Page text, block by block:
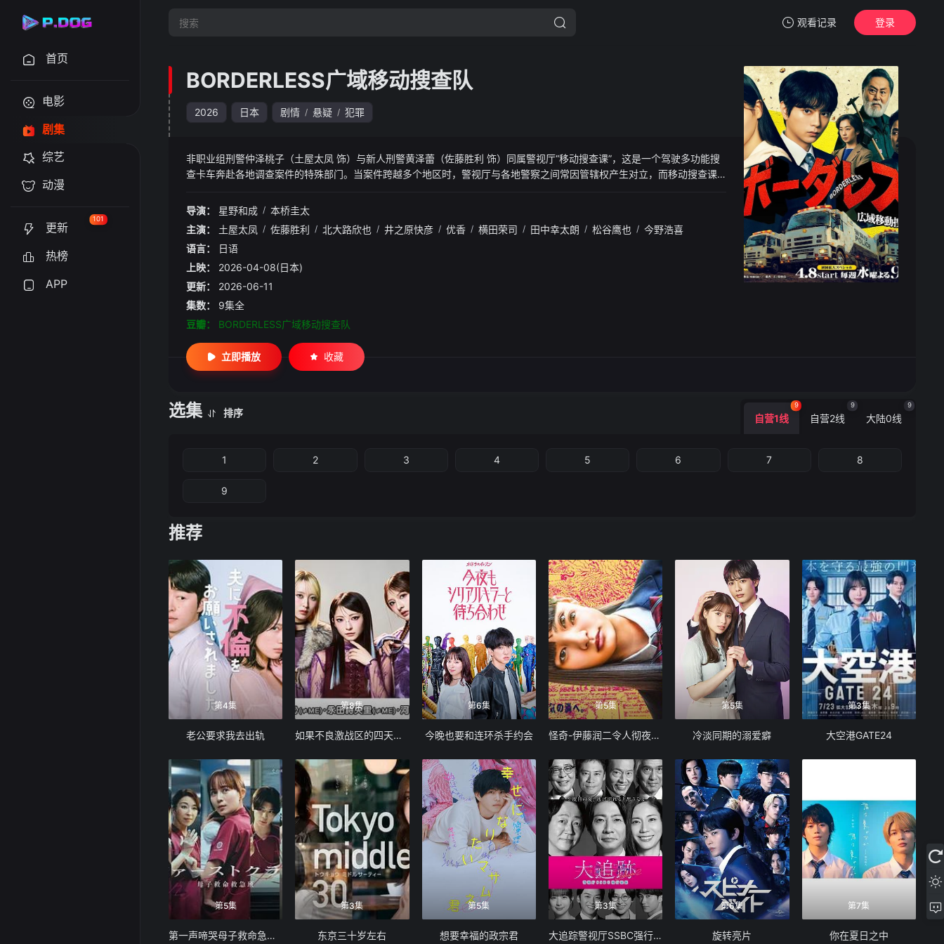
观看记录
暂无观看影片的记录
登录
首页
电影
剧集
综艺
动漫
更新
101
热榜
APP
BORDERLESS广域移动搜查队
2026 日本 剧情 / 悬疑 / 犯罪
非职业组刑警仲泽桃子（土屋太凤 饰）与新人刑警黄泽蕾（佐藤胜利 饰）同属警视厅“移动搜查课”，这是一个驾驶多功能搜
查卡车奔赴各地调查案件的特殊部门。当案件跨越多个地区时，警视厅与各地警察之间常因管辖权产生对立，而移动搜查课
友们奔赴各地现场追查真相。在一次次广域案件调查中，两人逐渐成长，也慢慢揭开各自隐藏的过去。
导演： 星野和成 / 本桥圭太
主演：
土屋太凤 / 佐藤胜利 / 北大路欣也 / 井之原快彦 / 优香 / 横田荣司 / 田中幸太朗 / 松谷鹰也 / 今野浩喜
语言：
日语
上映：
2026-04-08(日本)
更新：
2026-06-11
集数：
9集全
豆瓣：
BORDERLESS广域移动搜查队
立即播放 收藏
选集 排序 自营1线
9
自营2线
9
大陆0线
9
1 2 3 4 5 6 7 8
9
推荐
第4集
老公要求我去出轨
第8集
如果不良激战区的四天王转生成了偶像团体
第6集
今晚也要和连环杀手约会
第5集
怪奇-伊藤润二令人彻夜难眠的奇异故事
第5集
冷淡同期的溺爱癖
第3集
大空港GATE24
第5集
第一声啼哭母子救命急救班
第3集
东京三十岁左右
第5集
想要幸福的政宗君
第3集
大追踪警视厅SSBC强行犯系第二季
第6集
旋转亮片
第7集
你在夏日之中